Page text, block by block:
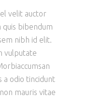
velit auctor
quis bibendum
nibh id elit.
vulputate
a odio tincidunt
mauris vitae